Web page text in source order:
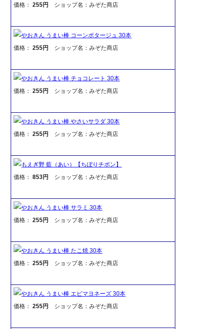
価格：255円 ショップ名：みぞた商店
やおきん うまい棒 コーンポタージュ 30本
価格：255円 ショップ名：みぞた商店
やおきん うまい棒 チョコレート 30本
価格：255円 ショップ名：みぞた商店
やおきん うまい棒 やさいサラダ 30本
価格：255円 ショップ名：みぞた商店
もえぎ野 藍（あい）【ちぼりチボン】
価格：853円 ショップ名：みぞた商店
やおきん うまい棒 サラミ 30本
価格：255円 ショップ名：みぞた商店
やおきん うまい棒 たこ焼 30本
価格：255円 ショップ名：みぞた商店
やおきん うまい棒 エビマヨネーズ 30本
価格：255円 ショップ名：みぞた商店